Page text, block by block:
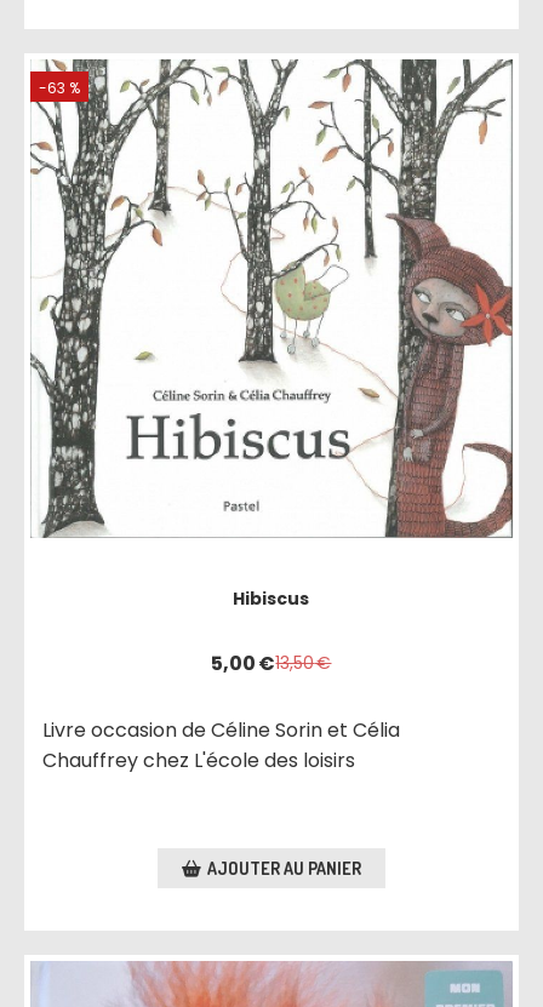
-63 %
Hibiscus
5,00€13,50€
Livre occasion de Céline Sorin et Célia
Chauffrey chez L'école des loisirs
AJOUTER AU PANIER